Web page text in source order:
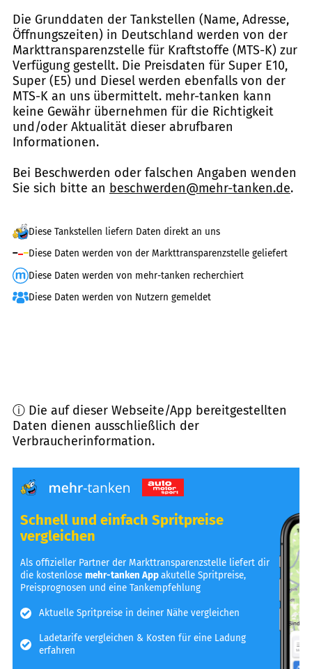
Die Grunddaten der Tankstellen (Name, Adresse,
Öffnungszeiten) in Deutschland werden von der
Markttransparenzstelle für Kraftstoffe (MTS-K) zur
Verfügung gestellt. Die Preisdaten für Super E10,
Super (E5) und Diesel werden ebenfalls von der
MTS-K an uns übermittelt. mehr-tanken kann
keine Gewähr übernehmen für die Richtigkeit
und/oder Aktualität dieser abrufbaren
Informationen.
Bei Beschwerden oder falschen Angaben wenden
Sie sich bitte an beschwerden@mehr-tanken.de.
Diese Tankstellen liefern Daten direkt an uns
Diese Daten werden von der Markttransparenzstelle geliefert
Diese Daten werden von mehr-tanken recherchiert
Diese Daten werden von Nutzern gemeldet
ⓘ Die auf dieser Webseite/App bereitgestellten
Daten dienen ausschließlich der
Verbraucherinformation.
Schnell und einfach Spritpreise
vergleichen
Als offizieller Partner der Markttransparenzstelle liefert dir
die kostenlosemehr-tanken Appakutelle Spritpreise,
Preisprognosen und eine Tankempfehlung
Aktuelle Spritpreise in deiner Nähe vergleichen
Ladetarife vergleichen & Kosten für eine Ladung
erfahren